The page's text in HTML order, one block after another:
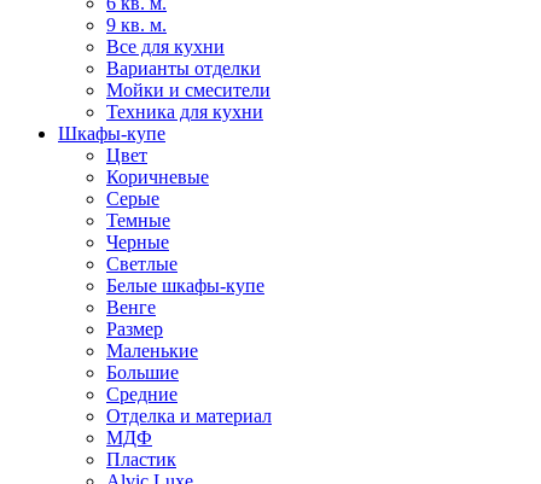
9 кв. м.
Все для кухни
Варианты отделки
Мойки и смесители
Техника для кухни
Шкафы-купе
Цвет
Коричневые
Серые
Темные
Черные
Светлые
Белые шкафы-купе
Венге
Размер
Маленькие
Большие
Средние
Отделка и материал
МДФ
Пластик